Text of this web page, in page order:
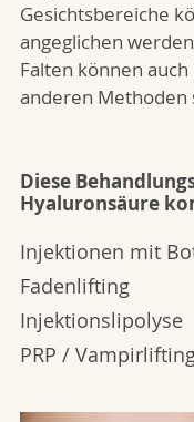
Gesichtsbereiche
angeglichen
Falten können
anderen Methoden
Diese
Hyaluronsäure
Injektionen mit
Fadenlifting
Injektionslipolyse
PRP /